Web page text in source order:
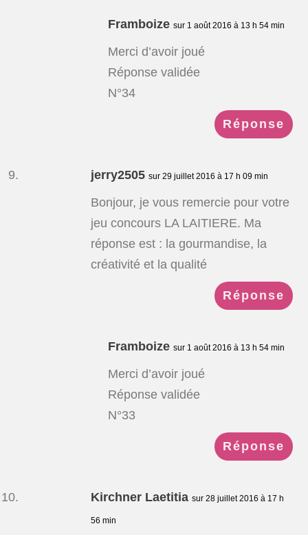
Framboize sur 1 août 2016 à 13 h 54 min
Merci d’avoir joué
Réponse validée
N°34
Réponse
jerry2505 sur 29 juillet 2016 à 17 h 09 min
Bonjour, je vous remercie pour votre
jeu concours LA LAITIERE. Ma
réponse est : la gourmandise, la
créativité et la qualité
Réponse
Framboize sur 1 août 2016 à 13 h 54 min
Merci d’avoir joué
Réponse validée
N°33
Réponse
Kirchner Laetitia sur 28 juillet 2016 à 17 h
56 min